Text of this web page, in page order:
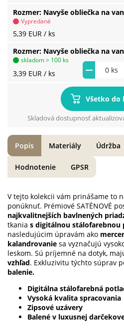
Rozmer Navyše obliečka na
5,39 EUR / ks
Vypredané
Rozmer Navyše obliečka na
3,39 EUR / ks
skladom > 100 ks
Všetko do
Skladová dostupnosť
V tejto kolekcii vám prinášame to
ponúknuť. Prémiové SATÉNOVÉ
najkvalitnejších bavlnených
tkania s digitálnou stálofarebnou
nasledujúcim úpravám ako
kalandrovanie sa vyznačujú
leskom. Sú príjemné na dotyk,
vzhľad. Exkluzivitu týchto súprav
balenie.
Digitálna stálofarebná
Vysoká kvalita spracovania
Zipsové uzávery
Balené v luxusnej
Popis Materiály Údržba
Hodnotenie GPSR